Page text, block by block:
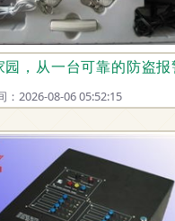
止入室盗窃
园，从一台可靠的防盗
：2026-08-06 05:52:15